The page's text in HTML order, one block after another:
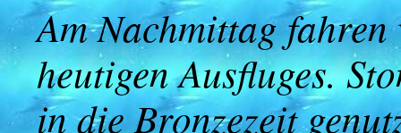
Am Nachmittag
heutigen Ausfluges.
in die Bronzezeit